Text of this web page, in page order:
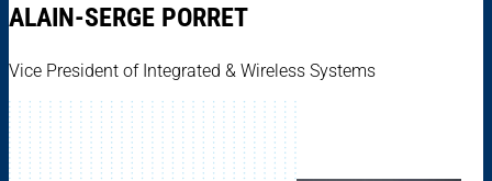
ALAIN-SERGE PORRET
Vice President of Integrated & Wireless Systems